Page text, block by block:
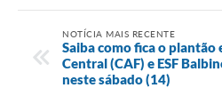
NOTÍCIA MAIS RECENTE
Saiba como fica o plantão
Central (CAF) e ESF
neste sábado (14)